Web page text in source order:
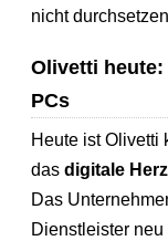
nicht
Olivetti
PCs
Heute ist Olivetti
dasdigitale
Das
Dienstleister